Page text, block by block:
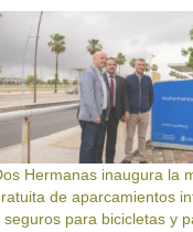
Hermanas inaugura la
de aparcamientos
seguros para bicicletas y